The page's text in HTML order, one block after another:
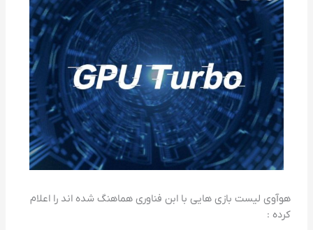
هوآوی لیست بازی هایی با ابن فناوری هماهنگ شده اند را اعلام
کرده :